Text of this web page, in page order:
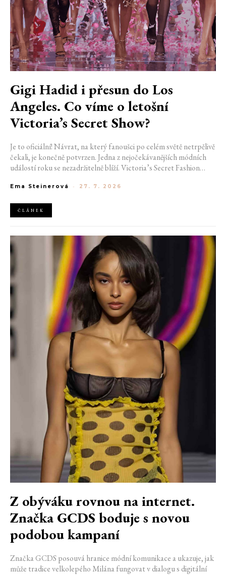
Gigi Hadid i přesun do Los
Angeles. Co víme o letošní
Victoria’s Secret Show?
Je to oficiální! Návrat, na který fanoušci po celém světě netrpělivě
čekali, je konečně potvrzen. Jedna z nejočekávanějších módních
událostí roku se nezadržitelně blíží. Victoria’s Secret Fashion
už potvrdili místo konání i jméno první modelky, která se letos
Ema Steinerová - 27. 7. 2026
ČLÁNEK
Z obýváku rovnou na internet.
Značka GCDS boduje s novou
podobou kampaní
Značka GCDS posouvá hranice módní komunikace a ukazuje, jak
může tradice velkolepého Milána fungovat v dialogu s digitální